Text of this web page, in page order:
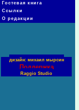
Гостевая книга
Ссылки
О редакции
дизайн: михаил мырсин
Поддержка
Raggio Studio